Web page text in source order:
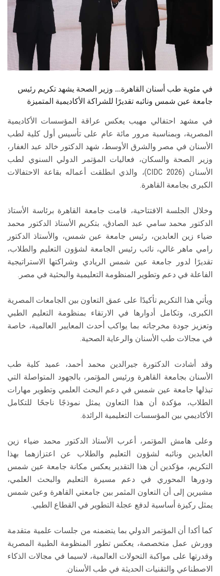
الموظفون
الزائـرون
في مئوية طب أسنان القاهرة... وزير الصحة يشهد تكريم رئيس
جامعة عين شمس ونائبه تقديرًا للشراكة الأكاديمية المتميزة
في مشهد احتفالي مهيب يعكس عراقة المؤسسات الأكاديمية
المصرية، وبمناسبة مرور مائة عام على تأسيس أول كلية لطب
الأسنان في مصر والشرق الأوسط، شهد الدكتور خالد عبد الغفار،
وزير الصحة والسكان، فعاليات المؤتمر الدولي السنوي لطب
الأسنان (CIDC 2026)، والذي انطلقت أعماله بقاعة الاحتفالات
الكبرى بجامعة القاهرة.
وخلال الجلسة الافتتاحية، قامت جامعة القاهرة برئاسة الأستاذ
الدكتور محمد سامي عبد الصادق، بتكريم الأستاذ الدكتور محمد
ضياء زين العابدين، رئيس جامعة عين شمس، والأستاذ الدكتور
رامي ماهر غالي، نائب رئيس الجامعة لشؤون التعليم والطلاب،
تقديرًا لدور جامعة عين شمس الريادي وشراكتها الاستراتيجية
الفاعلة في دعم وتطوير المنظومة التعليمية والبحثية في مصر.
ويأتي هذا التكريم تأكيدًا على عمق التعاون بين الجامعات المصرية
الكبرى، وتكامل أدوارها في الارتقاء بمنظومة التعليم الطبي
وتعزيز جودة مخرجاته بما يواكب أحدث المعايير العالمية، خاصة
في مجالات طب الأسنان والرعاية الصحية.
وقد أشادت الدكتورة جيرالدين محمد أحمد، عميد كلية طب
الأسنان بجامعة القاهرة ورئيس المؤتمر، بالجهود المتواصلة التي
تبذلها جامعة عين شمس في دعم البحث العلمي وتطوير مهارات
الطلاب، مؤكدة أن هذا التعاون يمثل نموذجًا ناجحًا للتكامل
الأكاديمي بين المؤسسات التعليمية الرائدة.
وعلى هامش المؤتمر، أعرب الأستاذ الدكتور محمد ضياء زين
العابدين ونائبه لشؤون التعليم والطلاب عن اعتزازهما بهذا
التكريم، مؤكدين أن هذا التقدير يعكس مكانة جامعة عين شمس
ودورها المحوري في دعم مسيرة التعليم والبحث العلمي،
مشيرين إلى أن التعاون المثمر بين جامعتي القاهرة وعين شمس
يمثل ركيزة أساسية لدفع عجلة التطوير في القطاع الطبي.
كما أكدا أن المؤتمر الدولي بما يتضمنه من جلسات علمية متقدمة
وورش عمل متخصصة، يعكس تطور المنظومة الطبية المصرية
وقدرتها على مواكبة التحولات العالمية، لاسيما في مجالات الذكاء
الاصطناعي والتقنيات الحديثة في طب الأسنان.